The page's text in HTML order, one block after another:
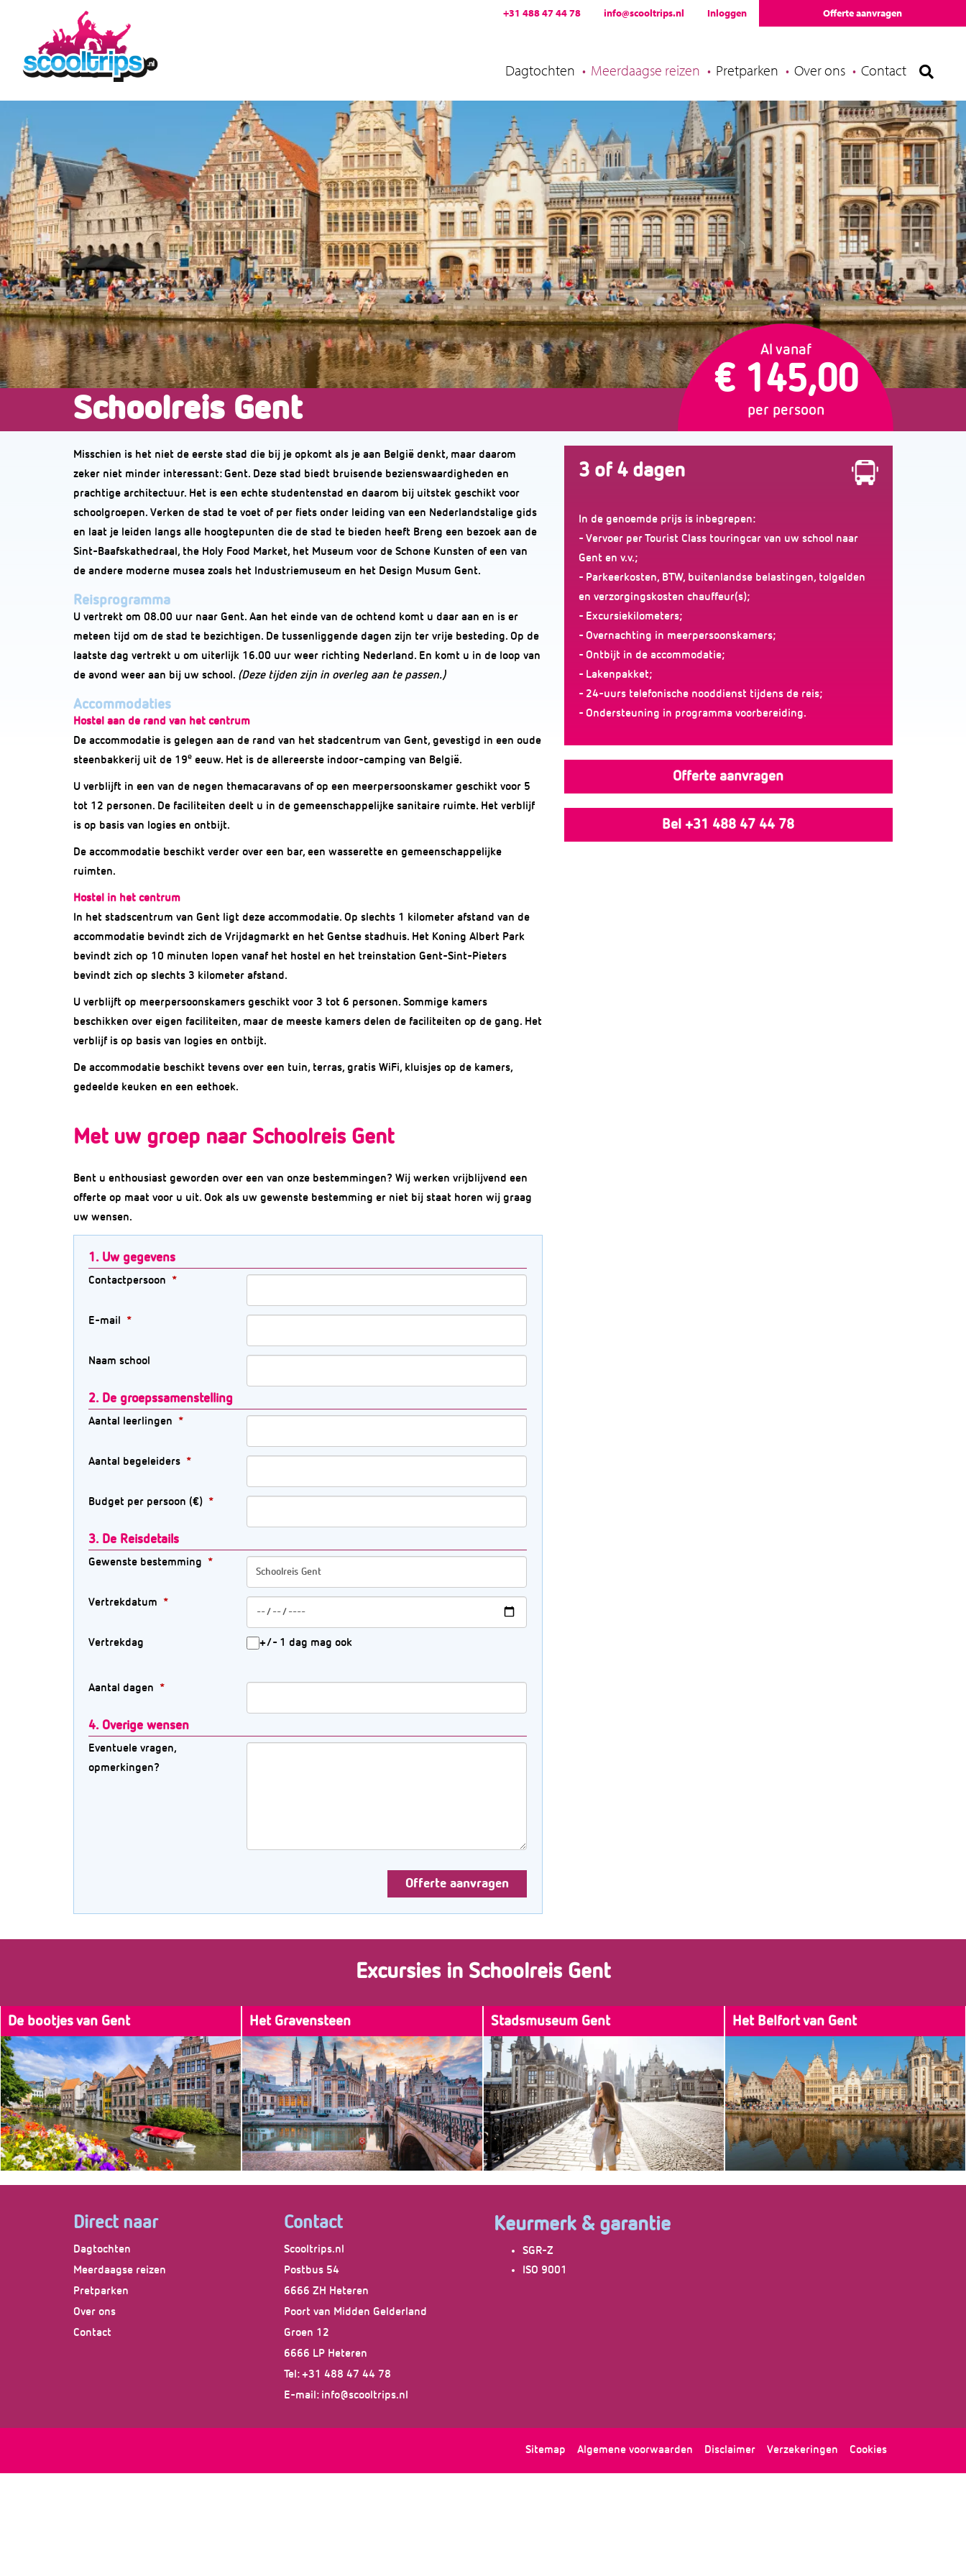
Dagtochten Meerdaagse reizen Pretparken Over ons Contact
+31 488 47 44 78 info@scooltrips.nl Inloggen Offerte aanvragen
Schoolreis Gent
Al vanaf
€ 145,00
per persoon
Misschien is het niet de eerste stad die bij je opkomt als je aan België denkt, maar daarom
zeker niet minder interessant: Gent. Deze stad biedt bruisende bezienswaardigheden en
prachtige architectuur. Het is een echte studentenstad en daarom bij uitstek geschikt voor
schoolgroepen. Verken de stad te voet of per fiets onder leiding van een Nederlandstalige gids
en laat je leiden langs alle hoogtepunten die de stad te bieden heeft Breng een bezoek aan de
Sint-Baafskathedraal, the Holy Food Market, het Museum voor de Schone Kunsten of een van
de andere moderne musea zoals het Industriemuseum en het Design Musum Gent.
Reisprogramma
U vertrekt om 08.00 uur naar Gent. Aan het einde van de ochtend komt u daar aan en is er
meteen tijd om de stad te bezichtigen. De tussenliggende dagen zijn ter vrije besteding. Op de
laatste dag vertrekt u om uiterlijk 16.00 uur weer richting Nederland. En komt u in de loop van
de avond weer aan bij uw school. (Deze tijden zijn in overleg aan te passen.)
Accommodaties
Hostel aan de rand van het centrum
De accommodatie is gelegen aan de rand van het stadcentrum van Gent, gevestigd in een oude
steenbakkerij uit de 19e eeuw. Het is de allereerste indoor-camping van België.
U verblijft in een van de negen themacaravans of op een meerpersoonskamer geschikt voor 5
tot 12 personen. De faciliteiten deelt u in de gemeenschappelijke sanitaire ruimte. Het verblijf
is op basis van logies en ontbijt.
De accommodatie beschikt verder over een bar, een wasserette en gemeenschappelijke
ruimten.
Hostel in het centrum
In het stadscentrum van Gent ligt deze accommodatie. Op slechts 1 kilometer afstand van de
accommodatie bevindt zich de Vrijdagmarkt en het Gentse stadhuis. Het Koning Albert Park
bevindt zich op 10 minuten lopen vanaf het hostel en het treinstation Gent-Sint-Pieters
bevindt zich op slechts 3 kilometer afstand.
U verblijft op meerpersoonskamers geschikt voor 3 tot 6 personen. Sommige kamers
beschikken over eigen faciliteiten, maar de meeste kamers delen de faciliteiten op de gang. Het
verblijf is op basis van logies en ontbijt.
De accommodatie beschikt tevens over een tuin, terras, gratis WiFi, kluisjes op de kamers,
gedeelde keuken en een eethoek.
Met uw groep naar Schoolreis Gent
Bent u enthousiast geworden over een van onze bestemmingen? Wij werken vrijblijvend een
offerte op maat voor u uit. Ook als uw gewenste bestemming er niet bij staat horen wij graag
uw wensen.
1. Uw gegevens
Contactpersoon
E-mail
Naam school
2. De groepssamenstelling
Aantal leerlingen
Aantal begeleiders
Budget per persoon (€)
3. De Reisdetails
Gewenste bestemming
Vertrekdatum
Vertrekdag +/- 1 dag mag ook
Aantal dagen
4. Overige wensen
Eventuele vragen,
opmerkingen?
3 of 4 dagen
In de genoemde prijs is inbegrepen:
- Vervoer per Tourist Class touringcar van uw school naar
Gent en v.v.;
- Parkeerkosten, BTW, buitenlandse belastingen, tolgelden
en verzorgingskosten chauffeur(s);
- Excursiekilometers;
- Overnachting in meerpersoonskamers;
- Ontbijt in de accommodatie;
- Lakenpakket;
- 24-uurs telefonische nooddienst tijdens de reis;
- Ondersteuning in programma voorbereiding.
Offerte aanvragen
Bel +31 488 47 44 78
Excursies in Schoolreis Gent
De bootjes van Gent
Laat je op een 40 minuten durende tour
meevoeren langs de highlights van Gent
dwars door het historische centrum.
Het Gravensteen
Breng een bezoek aan de mystieke burcht,
deze kan namelijk niet ontbreken op je to-do
lijstje tijdens een verblijf in Gent.
Stadsmuseum Gent
De perfecte start van een bezoek aan Gent.
Het STAM geeft precies weer dat Gent een
stad van alle tijden is. De combinatie van de
14e-eeuwse abdij, het 17e-eeuwse klooster
en het 21e-eeuwse nieuwbouw vormen
samen het STAM.
Het Belfort van Gent
Niet te missen in de ‘skyline’ van Gent: Het
Belfort. Deze toren, ook wel de mascotte van
Gent, symboliseert de stedelijke welvaart en
onafhankelijkheid.
Direct naar
Dagtochten
Meerdaagse reizen
Pretparken
Over ons
Contact
Contact
Scooltrips.nl
Postbus 54
6666 ZH Heteren
Poort van Midden Gelderland
Groen 12
6666 LP Heteren
Tel: +31 488 47 44 78
E-mail: info@scooltrips.nl
Keurmerk & garantie
SGR-Z
ISO 9001
Sitemap Algemene voorwaarden Disclaimer Verzekeringen Cookies